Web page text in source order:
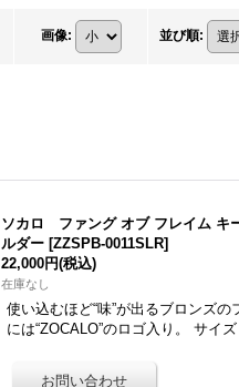
画像: 並び順:
ソカロ ファング オブ フレイム
ルダー [ZZSPB-0011SLR]
22,000円(税込)
在庫なし
使い込むほど“味”が出るブロンズ
には“ZOCALO”のロゴ入り。 サイ